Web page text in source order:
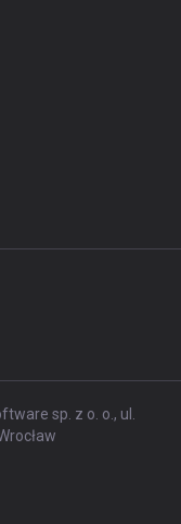
sp. z o. o., ul.